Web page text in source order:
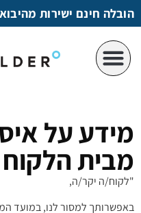
לתוכן
הובלה חינם ישירות
מידע על
מבית הלקוח
"לקוח/ה יקר/ה,
באפשרותך למסור לנו, במועד